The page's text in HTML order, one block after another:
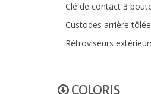
Clé de contact 3
Custodes arrière
Rétroviseurs
COLORIS